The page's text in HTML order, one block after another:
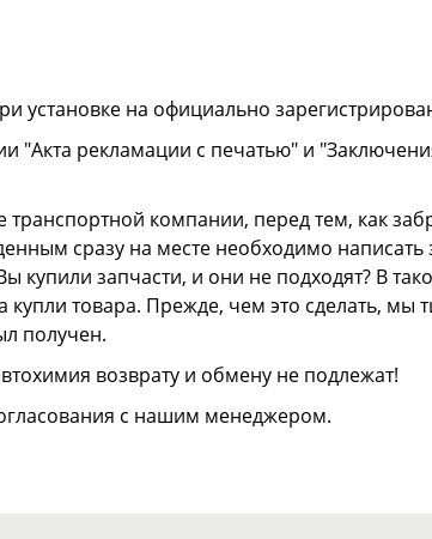
установке на официально
"Акта рекламации с печатью" и
компании, перед тем, как
сразу на месте необходимо
купили запчасти, и они не подходят? В
купли товара. Прежде, чем это сделать,
получен.
возврату и обмену не подлежат!
с нашим менеджером.